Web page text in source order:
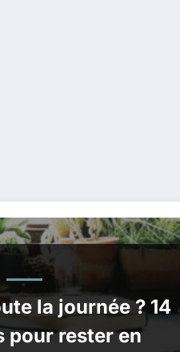
la journée ? 14
pour rester en